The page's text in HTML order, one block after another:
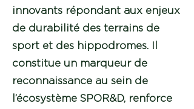
innovants répondant aux enjeux
de durabilité des terrains de
sport et des hippodromes. Il
constitue un marqueur de
reconnaissance au sein de
l’écosystème SPOR&D, renforce